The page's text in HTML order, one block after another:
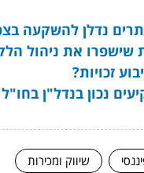
נדלן להשקעה
זכויות?
נכון בנדל"ן בחו"ל
שיווק ומכירות